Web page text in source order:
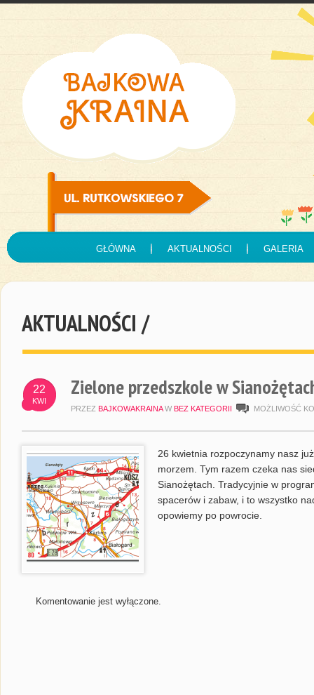
GŁÓWNA AKTUALNOŚCI GALERIA
AKTUALNOŚCI /
22
KWI
Zielone przedszkole w
PRZEZ BAJKOWAKRAINA W BEZ KATEGORII MOŻLIWOŚĆ
26 kwietnia rozpoczynamy nasz
morzem. Tym razem czeka nas
Sianożętach. Tradycyjnie w
spacerów i zabaw, i to wszystko
opowiemy po powrocie.
Komentowanie jest wyłączone.